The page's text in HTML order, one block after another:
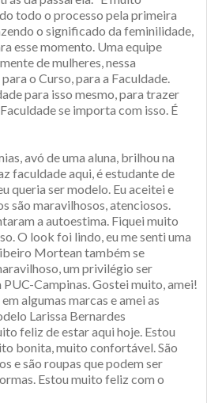
todo o processo pela primeira
o significado da feminilidade,
esse momento. Uma equipe
de mulheres, nessa
o Curso, para a Faculdade.
para isso mesmo, para trazer
se importa com isso. É
avó de uma aluna, brilhou na
faculdade aqui, é estudante de
queria ser modelo. Eu aceitei e
são maravilhosos, atenciosos.
a autoestima. Fiquei muito
O look foi lindo, eu me senti uma
Mortean também se
um privilégio ser
Campinas. Gostei muito, amei!
algumas marcas e amei as
Larissa Bernardes
feliz de estar aqui hoje. Estou
bonita, muito confortável. São
e são roupas que podem ser
Estou muito feliz com o